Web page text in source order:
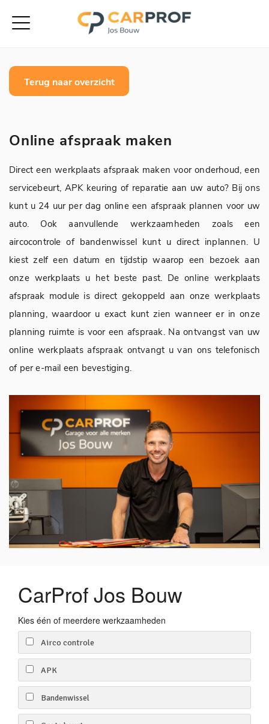
Terug naar overzicht
Online afspraak maken
Direct een werkplaats afspraak maken voor onderhoud, een
servicebeurt, APK keuring of reparatie aan uw auto? Bij ons
kunt u 24 uur per dag online een afspraak plannen voor uw
auto. Ook aanvullende werkzaamheden zoals een
aircocontrole of bandenwissel kunt u direct inplannen. U
kiest zelf een datum en tijdstip waarop een bezoek aan
onze werkplaats u het beste past. De online werkplaats
afspraak module is direct gekoppeld aan onze werkplaats
planning, waardoor u exact kunt zien wanneer er in onze
planning ruimte is voor een afspraak. Na ontvangst van uw
online werkplaats afspraak ontvangt u van ons telefonisch
of per e-mail een bevestiging.